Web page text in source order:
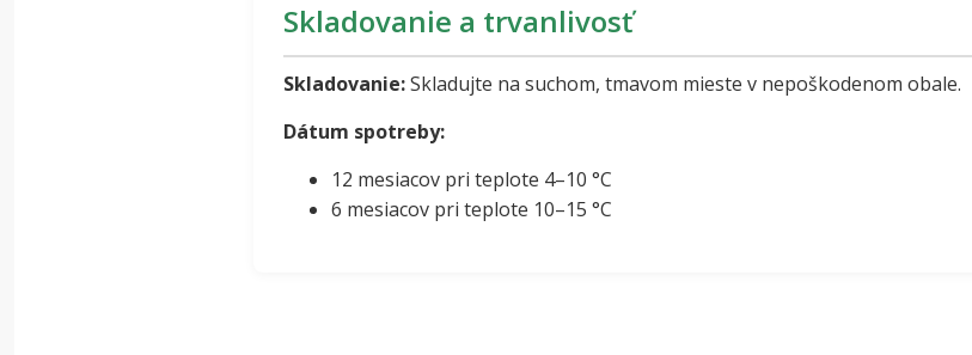
Skladovanie a trvanlivosť
Skladovanie:Skladujte na suchom, tmavom mieste v nepoškodenom obale.
Dátum spotreby:
12 mesiacov pri teplote 4–10 °C
6 mesiacov pri teplote 10–15 °C